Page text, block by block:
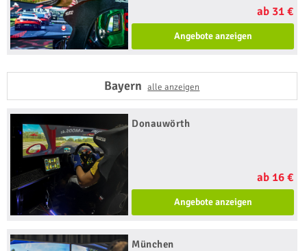
ab 31 €
Angebote anzeigen
Bayernalle anzeigen
Donauwörth
ab 16 €
Angebote anzeigen
München